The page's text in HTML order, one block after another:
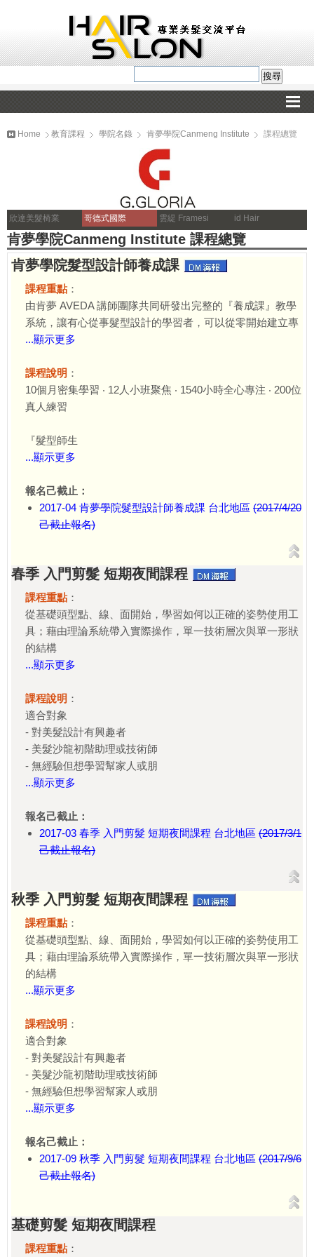
Home 教育課程 學院名錄 肯夢學院Canmeng Institute 課程總覽
欣達美髮椅業 哥德式國際 雲緹 Framesi id Hair
肯夢學院Canmeng Institute 課程總覽
肯夢學院髮型設計師養成課
課程重點 ：
由肯夢 AVEDA 講師團隊共同研發出完整的『養成課』教學
系統，讓有心從事髮型設計的學習者，可以從零開始建立專
...顯示更多
課程說明 ：
10個月密集學習 ‧ 12人小班聚焦 ‧ 1540小時全心專注 ‧ 200位
真人練習
『髮型師生
...顯示更多
報名己截止：
2017-04 肯夢學院髮型設計師養成課 台北地區 (2017/4/20
己截止報名)
春季 入門剪髮 短期夜間課程
課程重點 ：
從基礎頭型點、線、面開始，學習如何以正確的姿勢使用工
具；藉由理論系統帶入實際操作，單一技術層次與單一形狀
的結構
...顯示更多
課程說明 ：
適合對象
- 對美髮設計有興趣者
- 美髮沙龍初階助理或技術師
- 無經驗但想學習幫家人或朋
...顯示更多
報名己截止：
2017-03 春季 入門剪髮 短期夜間課程 台北地區 (2017/3/1
己截止報名)
秋季 入門剪髮 短期夜間課程
課程重點 ：
從基礎頭型點、線、面開始，學習如何以正確的姿勢使用工
具；藉由理論系統帶入實際操作，單一技術層次與單一形狀
的結構
...顯示更多
課程說明 ：
適合對象
- 對美髮設計有興趣者
- 美髮沙龍初階助理或技術師
- 無經驗但想學習幫家人或朋
...顯示更多
報名己截止：
2017-09 秋季 入門剪髮 短期夜間課程 台北地區 (2017/9/6
己截止報名)
基礎剪髮 短期夜間課程
課程重點 ：